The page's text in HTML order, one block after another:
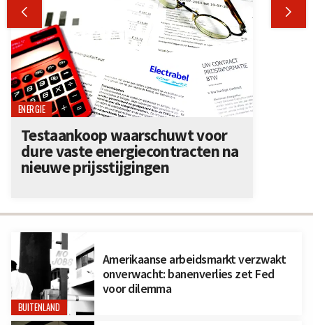
BUITENLAND
Amerikaanse arbeidsmarkt verzwakt
onverwacht: banenverlies zet Fed
voor dilemma
 
ENERGIE
Testaankoop waarschuwt voor
dure vaste energiecontracten na
nieuwe prijsstijgingen